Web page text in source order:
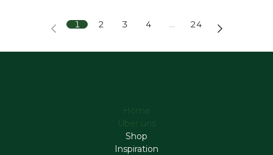
1 2 3 4 … 24
Home
Über uns
Shop
Inspiration